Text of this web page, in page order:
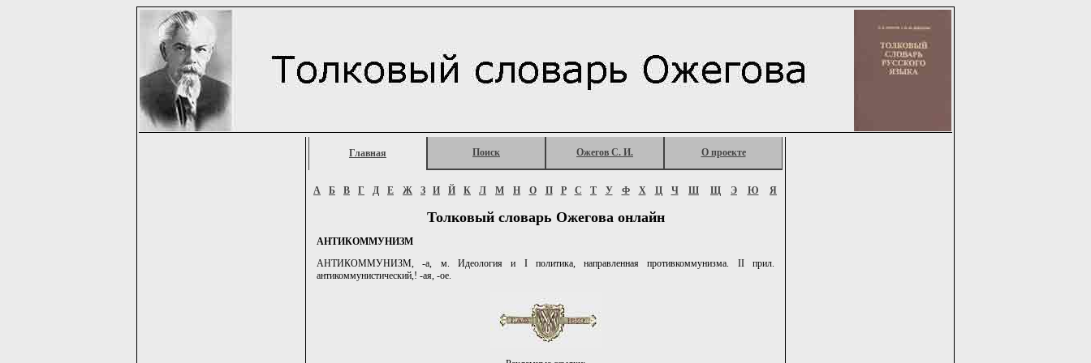
Главная Поиск Ожегов С. И. О проекте
А Б В Г Д Е Ж З И Й К Л М Н О П Р С Т У Ф Х Ц Ч Ш Щ Э Ю Я
Толковый словарь Ожегова онлайн
АНТИКОММУНИЗМ
АНТИКОММУНИЗМ, -а, м. Идеология и I политика, направленная противкоммунизма. II прил.
антикоммунистический,! -ая, -ое.